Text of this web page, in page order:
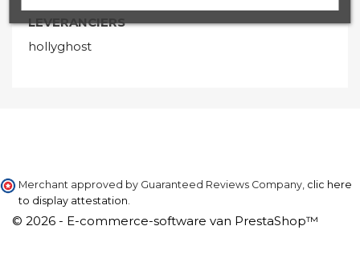
LEVERANCIERS
hollyghost
Merchant approved by Guaranteed Reviews Company, clic here
to display attestation.
© 2026 - E-commerce-software van PrestaShop™